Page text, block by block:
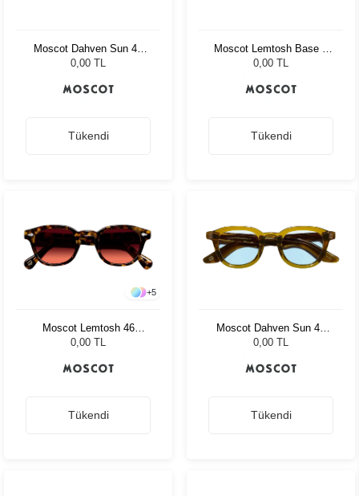
Moscot Dahven Sun 47
Black Chestnut Fade
0,00 TL
Tükendi
Moscot Lemtosh Base 2
Black 46 Amber
0,00 TL
Tükendi
+5
Moscot Lemtosh 46
Tortoise Cabernet
0,00 TL
Tükendi
Moscot Dahven Sun 47
Olive Brown Bel Air
0,00 TL
Tükendi